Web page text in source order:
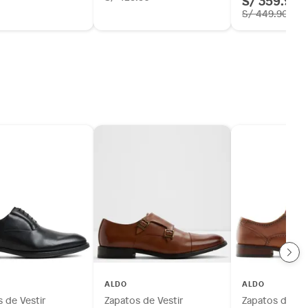
S/ 449.90
de Vestir
ALDO
Zapatos de Vestir
ALDO
Zapatos de